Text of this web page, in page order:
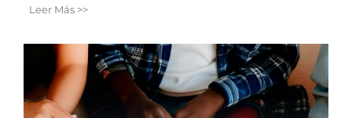
Leer Más >>